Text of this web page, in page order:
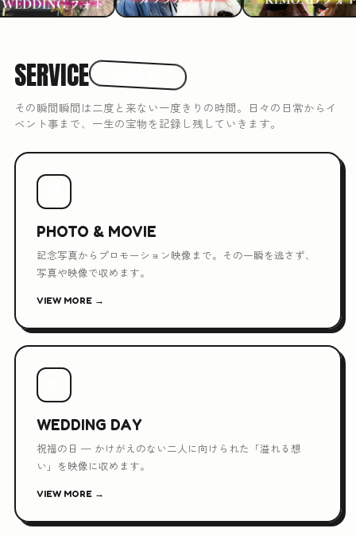
SERVICE
その瞬間瞬間は二度と来ない一度きりの時間。日々の日常からイ
ベント事まで、一生の宝物を記録し残していきます。
PHOTO & MOVIE
記念写真からプロモーション映像まで。その一瞬を逃さず、
写真や映像で収めます。
VIEW MORE →
WEDDING DAY
祝福の日 — かけがえのない二人に向けられた「溢れる想
い」を映像に収めます。
VIEW MORE →